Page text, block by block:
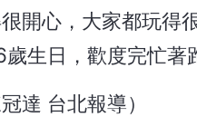
開心，大家都玩得
生日，歡度完忙著
達 台北報導）